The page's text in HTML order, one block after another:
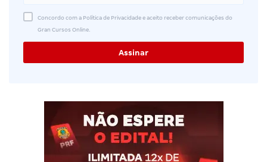
Concordo com a Política de Privacidade e aceito receber comunicações do
Gran Cursos Online.